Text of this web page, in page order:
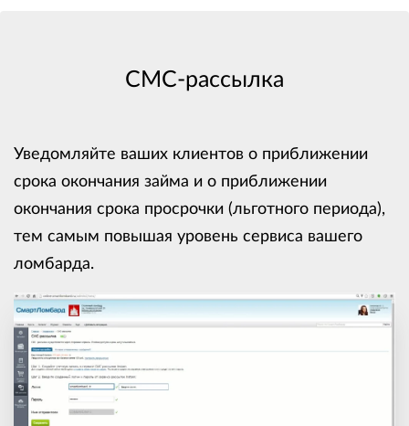
СМС-рассылка
Уведомляйте ваших клиентов о приближении
срока окончания займа и о приближении
окончания срока просрочки (льготного периода),
тем самым повышая уровень сервиса вашего
ломбарда.